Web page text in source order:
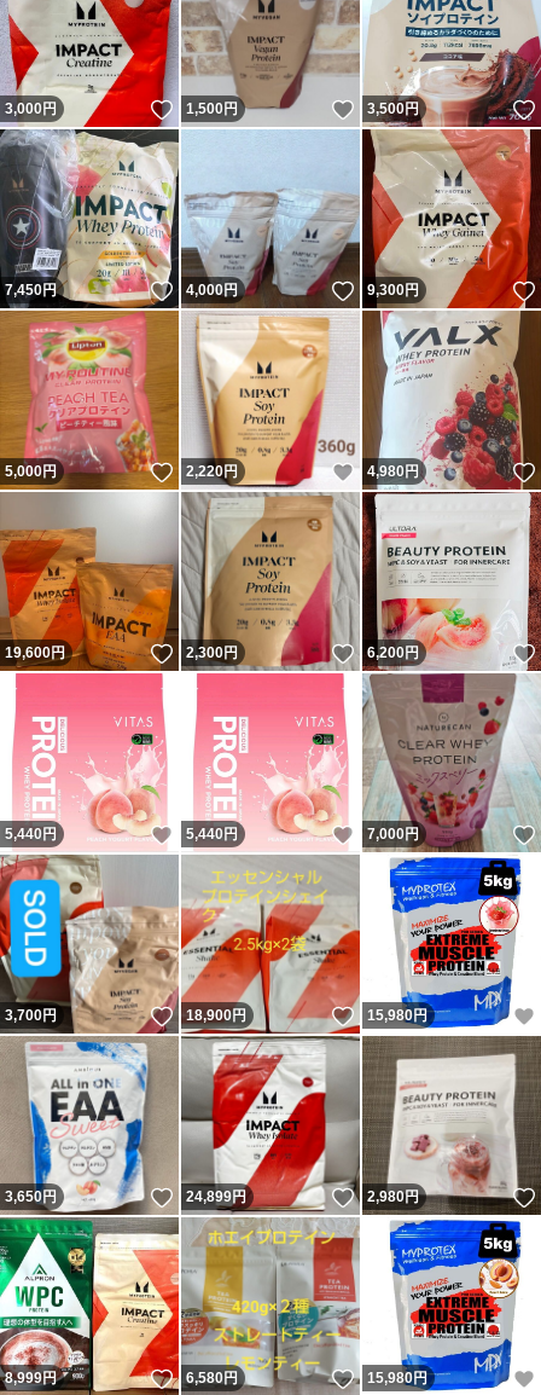
3,000円 いいね！
1,500円 いいね！
3,500円
7,450円 いいね！
4,000円 いいね！
9,300円
5,000円 いいね！
2,220円 いいね！
4,980円
19,600円 いいね！
2,300円 いいね！
6,200円
5,440円 いいね！
5,440円 いいね！
7,000円
3,700円 いいね！
18,900円 いいね！
15,980円
3,650円 いいね！
24,899円 いいね！
2,980円
8,999円 いいね！
6,580円 いいね！
15,980円